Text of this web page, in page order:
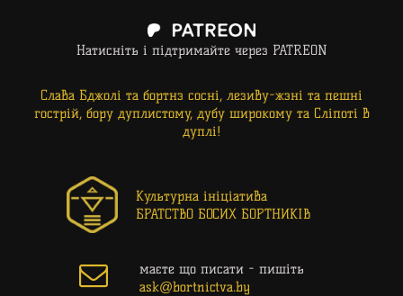
Натисніть і підтримайте через PATREON
Слава Бджолі та бортнэ сосні, лезиву-жэні та пешні
гострій, бору дуплистому, дубу широкому та Сліпоті в
дуплі!
Культурна ініціатива
БРАТСТВО БОСИХ БОРТНИКІВ

маєте що писати - пишіть
ask@bortnictva.by